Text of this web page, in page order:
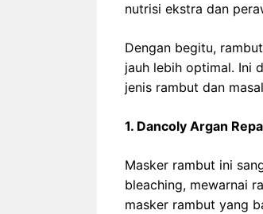
nutrisi ekstra dan
Dengan begitu,
jauh lebih optimal. Ini
jenis rambut dan
1. Dancoly Argan
Masker rambut ini
bleaching, mewarnai
masker rambut yang